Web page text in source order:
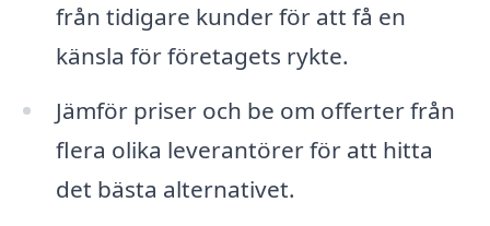
från tidigare kunder för att få en
känsla för företagets rykte.
Jämför priser och be om offerter från
flera olika leverantörer för att hitta
det bästa alternativet.